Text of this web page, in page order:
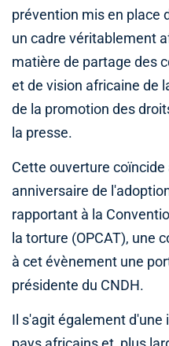
prévention mis en place
un cadre véritablement
matière de partage des
et de vision africaine de
de la promotion des
la presse.
Cette ouverture
anniversaire de
rapportant à la
la torture (OPCAT), une
à cet évènement une
présidente du CNDH.
Il s'agit également